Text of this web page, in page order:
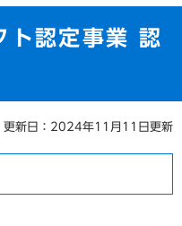
ト認定事業 認
更新日：2024年11月11日更新